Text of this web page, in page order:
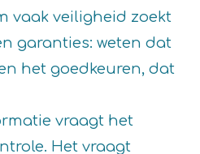
vaak veiligheid zoekt
garanties: weten dat
het goedkeuren, dat
vraagt het
Het vraagt